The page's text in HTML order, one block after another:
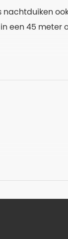
een 45 meter